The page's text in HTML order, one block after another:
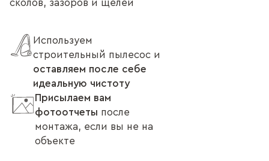
сколов, зазоров и щелей
Используем
строительный пылесос и
оставляем после себе
идеальную чистоту
Присылаем вам
фотоотчеты после
монтажа, если вы не на
объекте